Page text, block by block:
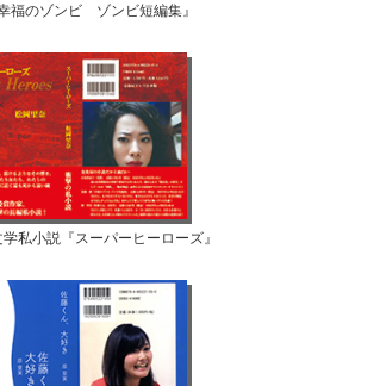
福のゾンビ ゾンビ短編集』
私小説『スーパーヒーローズ』